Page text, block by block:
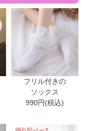
フリル付きの
ソックス
990円(税込)